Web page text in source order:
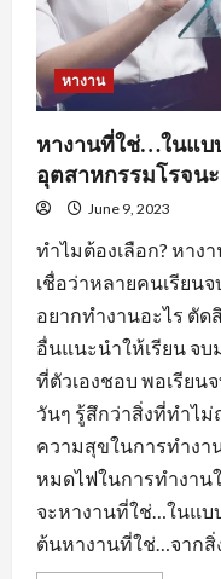
หางาน
หางานที่ใช่…ในแบ
อุตสาหกรรมโรจน
June 9, 2023
ทำไมต้องเลือก? หาง
เชื่อว่าหลายคนเรียนจ
อยากทำงานอะไร ตัด
อื่นแนะนำให้เรียน จบ
ที่ตัวเองชอบ พอเรียน
วันๆ รู้สึกว่าสิ่งที่ทำไ
ความสุขในการทำงา
หมดไฟในการทำงาน
จะหางานที่ใช่…ในแบ
ต้นหางานที่ใช่…จากสิ่